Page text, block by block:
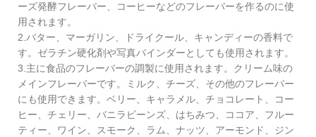
ーズ発酵フレーバー、コーヒーなどのフレーバーを作るのに使
用されます。
2.バター、マーガリン、ドライクール、キャンディーの香料で
す。ゼラチン硬化剤や写真バインダーとしても使用されます。
3.主に食品のフレーバーの調製に使用されます。クリーム味の
メインフレーバーです。ミルク、チーズ、その他のフレーバー
にも使用できます。ベリー、キャラメル、チョコレート、コー
ヒー、チェリー、バニラビーンズ、はちみつ、ココア、フルー
ティー、ワイン、スモーク、ラム、ナッツ、アーモンド、ジン